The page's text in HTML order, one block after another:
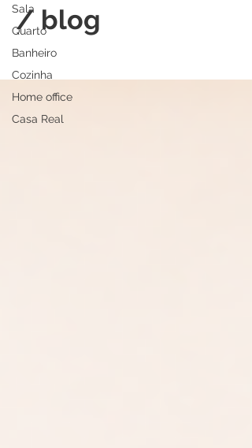
Sala
Quarto
Banheiro
Cozinha
Home office
Casa Real
/ blog